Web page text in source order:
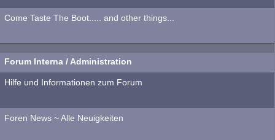
Come Taste The Boot..... and other things...
Forum Interna / Administration
Hilfe und Informationen zum Forum
Foren News ~ Alle Neuigkeiten